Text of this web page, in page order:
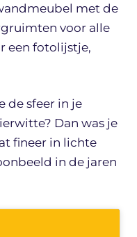
met de
voor alle
een fotolijstje,
de sfeer in je
Dan was je
fineer in lichte
in de jaren